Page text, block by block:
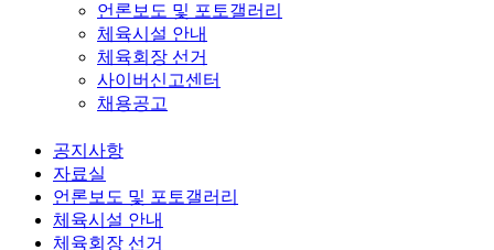
언론보도 및 포토갤러리
체육시설 안내
체육회장 선거
사이버신고센터
채용공고
공지사항
자료실
언론보도 및 포토갤러리
체육시설 안내
체육회장 선거